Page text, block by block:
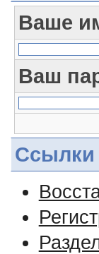
Ваше
Ваш
Ссылки